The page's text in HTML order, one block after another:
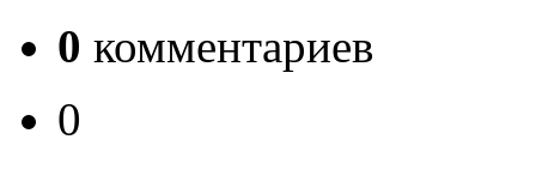
0 комментариев
0